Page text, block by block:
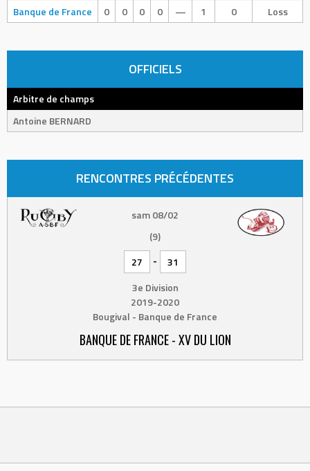
Banque de France
0 0 0 0 — 1 0 Loss
OFFICIELS
Arbitre de champs
Antoine BERNARD
RENCONTRES PRÉCÉDENTES
sam 08/02
(9)
27
-
31
3e Division
2019-2020
Bougival - Banque de France
BANQUE DE FRANCE - XV DU LION